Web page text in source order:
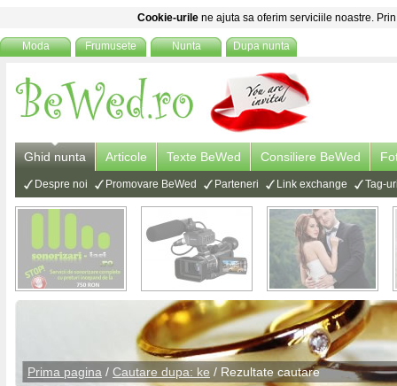
Cookie-urile ne ajuta sa oferim serviciile noastre.
Moda Frumusete Nunta Dupa nunta
Ghid nunta Articole Texte BeWed Consiliere BeWed
Despre noi Promovare BeWed Parteneri Link exchange Tag-
Prima pagina / Cautare dupa: ke / Rezultate cautare